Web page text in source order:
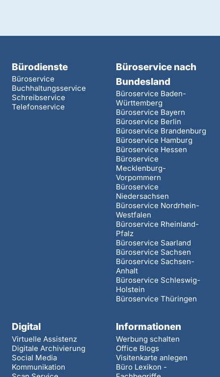
Bürodienste
Büroservice
Buchhaltungsservice
Schreibservice
Telefonservice
Büroservice nach
Bundesland
Büroservice Baden-
Württemberg
Büroservice Bayern
Büroservice Berlin
Büroservice Brandenburg
Büroservice Hamburg
Büroservice Hessen
Büroservice
Mecklenburg-
Vorpommern
Büroservice
Niedersachsen
Büroservice Nordrhein-
Westfalen
Büroservice Rheinland-
Pfalz
Büroservice Saarland
Büroservice Sachsen
Büroservice Sachsen-
Anhalt
Büroservice Schleswig-
Holstein
Büroservice Thüringen
Digital
Virtuelle Assistenz
Digitale Archivierung
Social Media
Kommunikation
Informationen
Werbung schalten
Office Blogs
Visitenkarte anlegen
Büro Lexikon -